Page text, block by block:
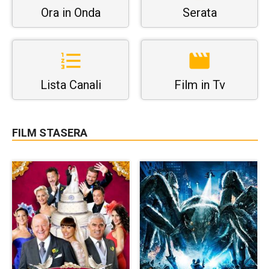
Ora in Onda Serata
Lista Canali Film in Tv
FILM STASERA